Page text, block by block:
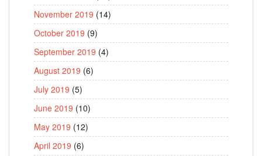
November 2019 (14)
October 2019 (9)
September 2019 (4)
August 2019 (6)
July 2019 (5)
June 2019 (10)
May 2019 (12)
April 2019 (6)